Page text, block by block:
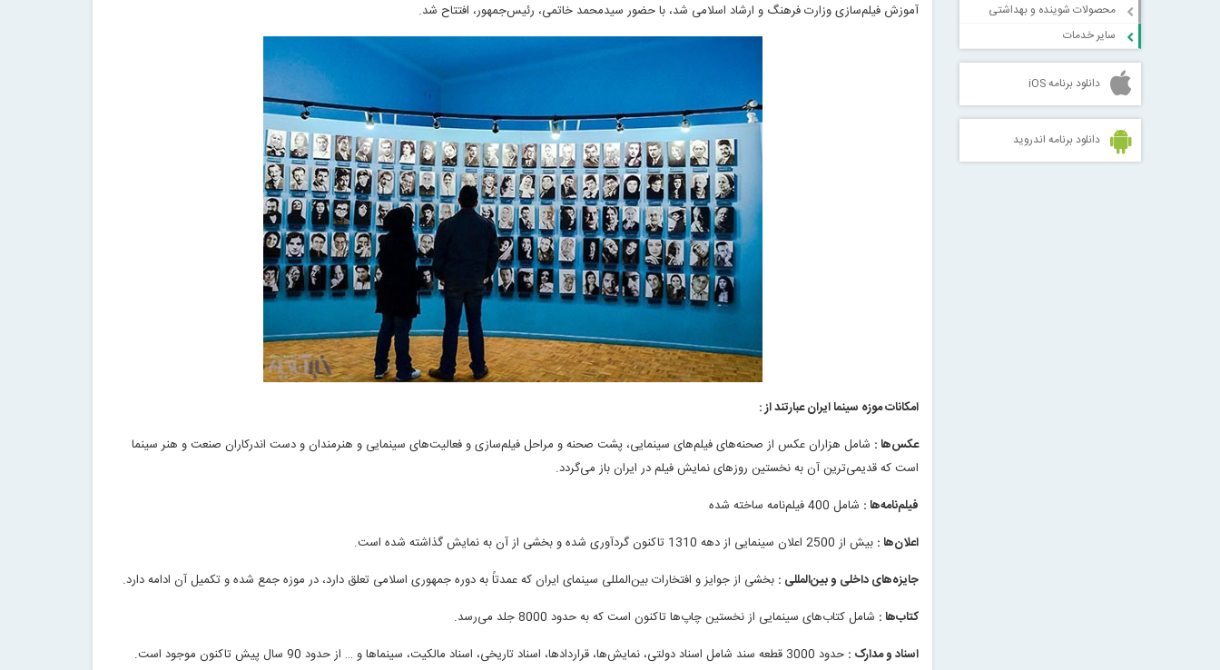
محصولات شوینده و بهداشتی
سایر خدمات
دانلود برنامه iOS
دانلود برنامه اندروید
آموزش فیلم‌سازی وزارت فرهنگ و ارشاد اسلامی شد، با حضور سیدمحمد خاتمی‌، رئیس‌جمهور، افتتاح شد.
امکانات موزه سینما ایران عبارتند از :
عکس‌ها : شامل هزاران عکس از صحنه‌های فیلم‌های سینمایی‌، پشت صحنه و مراحل فیلم‌سازی و فعالیت‌های سینمایی و هنرمندان و دست اندرکاران صنعت و هنر سینما
است که قدیمی‌ترین آن به نخستین روزهای نمایش فیلم در ایران باز می‌گردد.
فیلم‌نامه‌ها : شامل 400 فیلم‌نامه ساخته شده
اعلان‌ها : بیش از 2500 اعلان سینمایی از دهه 1310 تاکنون گردآوری شده و بخشی از آن به نمایش گذاشته شده ‌است.
جایزه‌های داخلی و بین‌المللی ‌: بخشی از جوایز و افتخارات بین‌المللی سینمای ایران که عمدتاً به دوره جمهوری اسلامی تعلق دارد، در موزه جمع شده و تکمیل آن ادامه دارد.
کتاب‌ها : شامل کتاب‌های سینمایی از نخستین چاپ‌ها تاکنون است که به حدود 8000 جلد می‌رسد.
اسناد و مدارک ‌: حدود 3000 قطعه سند شامل اسناد دولتی‌، نمایش‌ها، قراردادها، اسناد تاریخی‌، اسناد مالکیت‌، سینماها و … از حدود 90 سال پیش تاکنون موجود است‌.